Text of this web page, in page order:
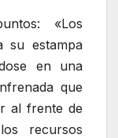
«Los
su estampa
en una
que
al frente de
recursos